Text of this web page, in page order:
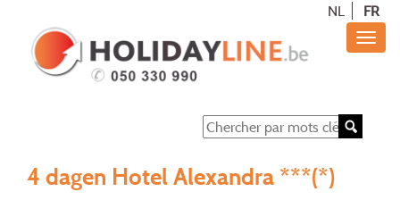
NL FR
4 dagen Hotel Alexandra ***(*)